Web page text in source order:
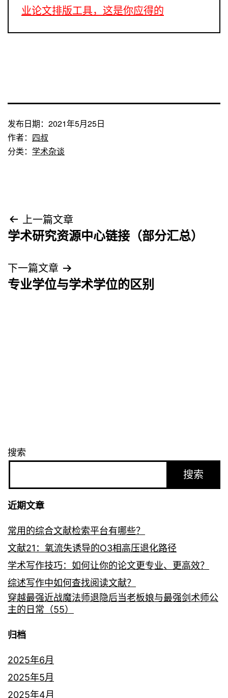
业论文排版工具，这是你应得的
发布日期： 2021年5月25日
作者： 四叔
分类： 学术杂谈
文
章
导
航
上一篇文章
学术研究资源中心链接（部分汇总）
下一篇文章
专业学位与学术学位的区别
搜索
搜索
近期文章
常用的综合文献检索平台有哪些？
文献21：氧流失诱导的O3相高压退化路径
学术写作技巧：如何让你的论文更专业、更高效？
综述写作中如何查找阅读文献？
穿越最强近战魔法师退隐后当老板娘与最强剑术师公
主的日常（55）
归档
2025年6月
2025年5月
2025年4月